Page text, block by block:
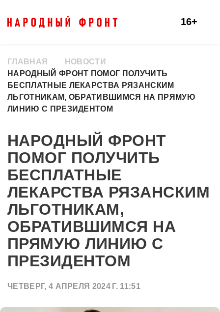
16+
ГЛАВНАЯ
НОВОСТИ
НАРОДНЫЙ ФРОНТ ПОМОГ ПОЛУЧИТЬ
БЕСПЛАТНЫЕ ЛЕКАРСТВА РЯЗАНСКИМ
ЛЬГОТНИКАМ, ОБРАТИВШИМСЯ НА ПРЯМУЮ
ЛИНИЮ С ПРЕЗИДЕНТОМ
НАРОДНЫЙ ФРОНТ
ПОМОГ ПОЛУЧИТЬ
БЕСПЛАТНЫЕ
ЛЕКАРСТВА РЯЗАНСКИМ
ЛЬГОТНИКАМ,
ОБРАТИВШИМСЯ НА
ПРЯМУЮ ЛИНИЮ С
ПРЕЗИДЕНТОМ
ЧЕТВЕРГ, 4 АПРЕЛЯ 2024 Г. 11:51